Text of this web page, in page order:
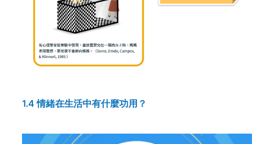
1.4 情緒在生活中有什麼功用？